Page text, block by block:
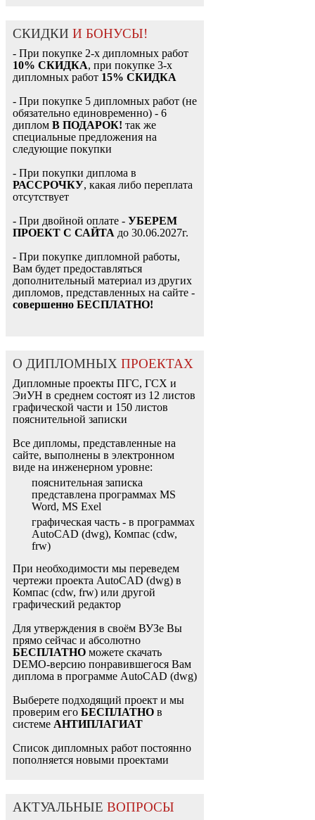
СКИДКИ И БОНУСЫ!
- При покупке 2-х дипломных работ
10% СКИДКА, при покупке 3-х
дипломных работ 15% СКИДКА
- При покупке 5 дипломных работ (не
обязательно единовременно) - 6
диплом В ПОДАРОК! так же
специальные предложения на
следующие покупки
- При покупки диплома в
РАССРОЧКУ, какая либо переплата
отсутствует
- При двойной оплате - УБЕРЕМ
ПРОЕКТ С САЙТА до 30.06.2027г.
- При покупке дипломной работы,
Вам будет предоставляться
дополнительный материал из других
дипломов, представленных на сайте -
совершенно БЕСПЛАТНО!
О ДИПЛОМНЫХ ПРОЕКТАХ
Дипломные проекты ПГС, ГСХ и
ЭиУН в среднем состоят из 12 листов
графической части и 150 листов
пояснительной записки
Все дипломы, представленные на
сайте, выполнены в электронном
виде на инженерном уровне:
пояснительная записка
представлена программах MS
Word, MS Exel
графическая часть - в программах
AutoCAD (dwg), Компас (cdw,
frw)
При необходимости мы переведем
чертежи проекта AutoCAD (dwg) в
Компас (cdw, frw) или другой
графический редактор
Для утверждения в своём ВУЗе Вы
прямо сейчас и абсолютно
БЕСПЛАТНО можете скачать
DEMO-версию понравившегося Вам
диплома в программе AutoCAD (dwg)
Выберете подходящий проект и мы
проверим его БЕСПЛАТНО в
системе АНТИПЛАГИАТ
Список дипломных работ постоянно
пополняется новыми проектами
АКТУАЛЬНЫЕ ВОПРОСЫ